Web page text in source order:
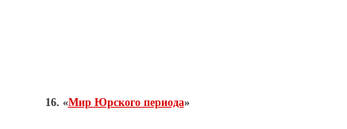
16. «Мир Юрского периода»